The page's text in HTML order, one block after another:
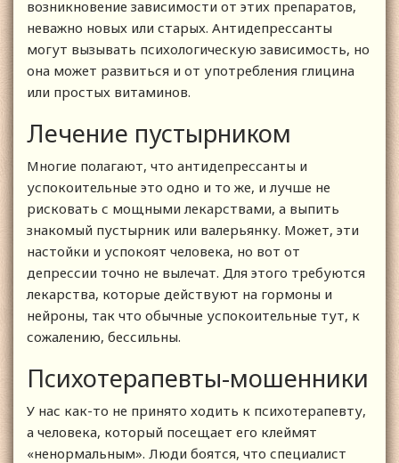
возникновение зависимости от этих препаратов,
неважно новых или старых. Антидепрессанты
могут вызывать психологическую зависимость, но
она может развиться и от употребления глицина
или простых витаминов.
Лечение пустырником
Многие полагают, что антидепрессанты и
успокоительные это одно и то же, и лучше не
рисковать с мощными лекарствами, а выпить
знакомый пустырник или валерьянку. Может, эти
настойки и успокоят человека, но вот от
депрессии точно не вылечат. Для этого требуются
лекарства, которые действуют на гормоны и
нейроны, так что обычные успокоительные тут, к
сожалению, бессильны.
Психотерапевты-мошенники
У нас как-то не принято ходить к психотерапевту,
а человека, который посещает его клеймят
«ненормальным». Люди боятся, что специалист